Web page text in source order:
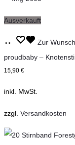
der
Produktseite
gewählt
werden
Ausverkauft
Ausführung
wählen
Dieses
Varianten
auf.
Optionen
Zur
proudbaby –
15,90 €
inkl. MwSt.
zzgl. Versandkosten